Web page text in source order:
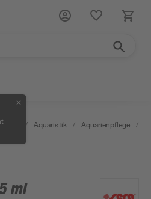
✕
/ Aquaristik / Aquarienpflege /
ml